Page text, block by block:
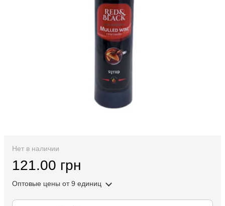
Нет в наличии
121.00 грн
Оптовые цены от 9 единиц